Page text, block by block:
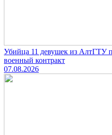
Убийца 11 девушек из АлтГТУ
военный контракт
07.08.2026